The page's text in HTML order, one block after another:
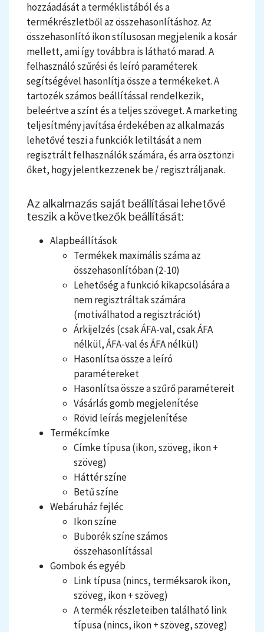
hozzáadását a terméklistából és a
termékrészletből az összehasonlításhoz.Az
összehasonlító ikon stílusosan megjelenik a kosár
mellett, ami így továbbra is látható marad.A
felhasználó szűrési és leíró paraméterek
segítségével hasonlítja össze a termékeket. A
tartozék számos beállítással rendelkezik,
beleértve a színt és a teljes szöveget. A marketing
teljesítmény javítása érdekében az alkalmazás
lehetővé teszi a funkciók letiltását a nem
regisztrált felhasználók számára, és arra ösztönzi
őket, hogy jelentkezzenek be / regisztráljanak.
Az alkalmazás saját beállításai lehetővé
teszik a következők beállítását:
Alapbeállítások
Termékek maximális száma az
összehasonlítóban (2-10)
Lehetőség a funkció kikapcsolására a
nem regisztráltak számára
(motiválhatod a regisztrációt)
Árkijelzés (csak ÁFA-val, csak ÁFA
nélkül, ÁFA-val és ÁFA nélkül)
Hasonlítsa össze a leíró
paramétereket
Hasonlítsa össze a szűrő paramétereit
Vásárlás gomb megjelenítése
Rövid leírás megjelenítése
Termékcímke
Címke típusa (ikon, szöveg, ikon +
szöveg)
Háttér színe
Betűszíne
Webáruház fejléc
Ikon színe
Buborék színe számos
összehasonlítással
Gombok és egyéb
Link típusa (nincs, terméksarok ikon,
szöveg, ikon + szöveg)
A termék részleteiben található link
típusa (nincs, ikon + szöveg, szöveg)